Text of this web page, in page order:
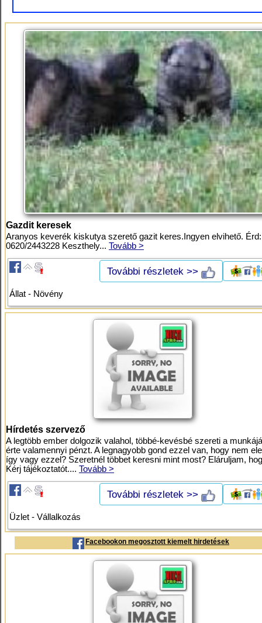
Gazdit keresek
Aranyos keverék kiskutya szerető gazit keres.Ingyen elvihető. Érd:
0620/2443228 Keszthely... Tovább >
További részletek >>
Állat - Növény
Hírdetés szervező
A legtöbb ember dolgozik valahol, többé-kevésbé szereti a
érte valamennyi pénzt. A legnagyobb gond ezzel van, hogy nem
így vagy ezzel? Szeretnél többet keresni mint most? Eláruljam,
Kérj tájékoztatót.... Tovább >
További részletek >>
Üzlet - Vállalkozás
Facebookon megosztott kiemelt hirdetések